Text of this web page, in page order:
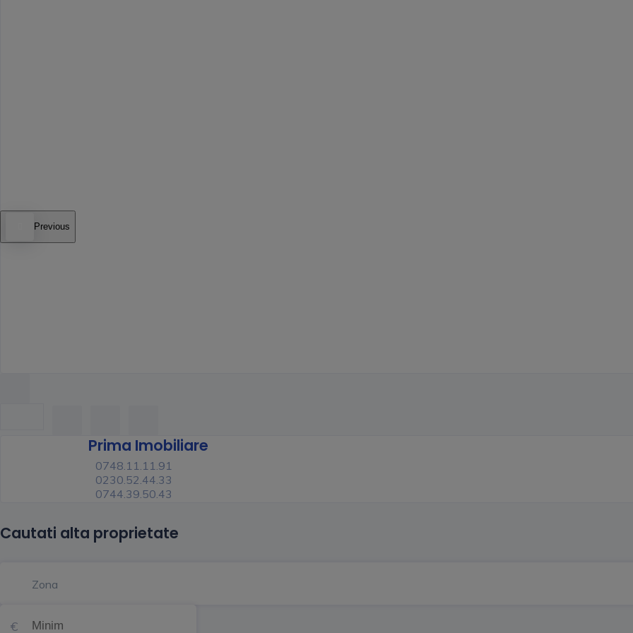
Previous
Prima Imobiliare
0748.11.11.91
0230.52.44.33
0744.39.50.43
Cautati alta proprietate
Zona